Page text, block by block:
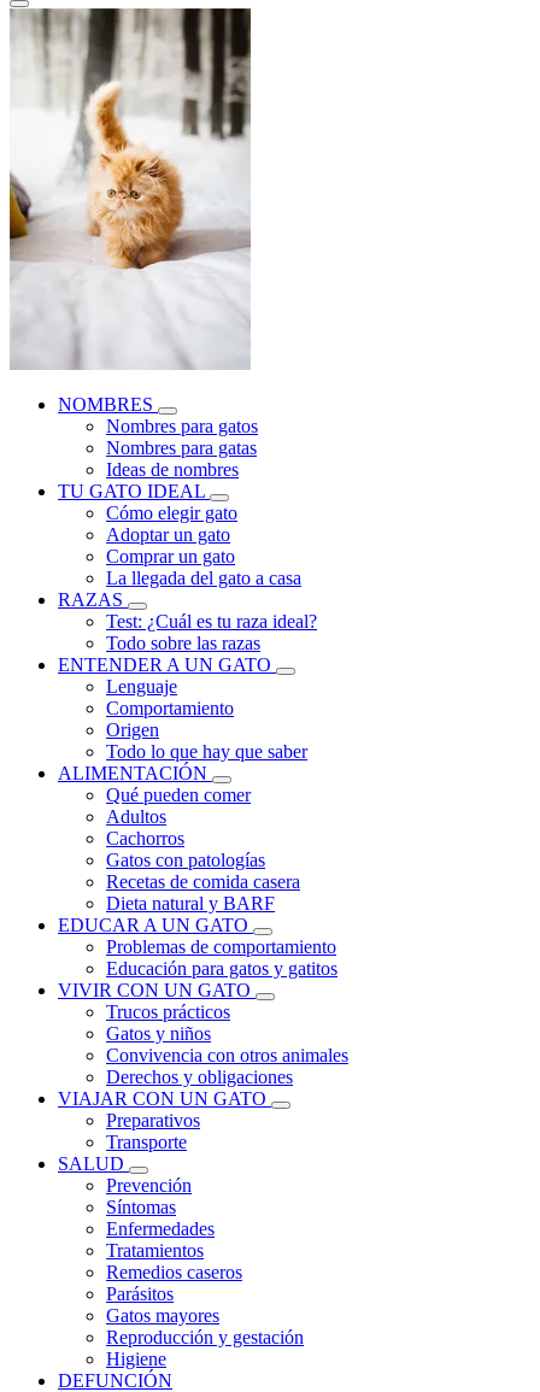
NOMBRES
Nombres para gatos
Nombres para gatas
Ideas de nombres
TU GATO IDEAL
Cómo elegir gato
Adoptar un gato
Comprar un gato
La llegada del gato a casa
RAZAS
Test: ¿Cuál es tu raza ideal?
Todo sobre las razas
ENTENDER A UN GATO
Lenguaje
Comportamiento
Origen
Todo lo que hay que saber
ALIMENTACIÓN
Qué pueden comer
Adultos
Cachorros
Gatos con patologías
Recetas de comida casera
Dieta natural y BARF
EDUCAR A UN GATO
Problemas de comportamiento
Educación para gatos y gatitos
VIVIR CON UN GATO
Trucos prácticos
Gatos y niños
Convivencia con otros animales
Derechos y obligaciones
VIAJAR CON UN GATO
Preparativos
Transporte
SALUD
Prevención
Síntomas
Enfermedades
Tratamientos
Remedios caseros
Parásitos
Gatos mayores
Reproducción y gestación
Higiene
DEFUNCIÓN